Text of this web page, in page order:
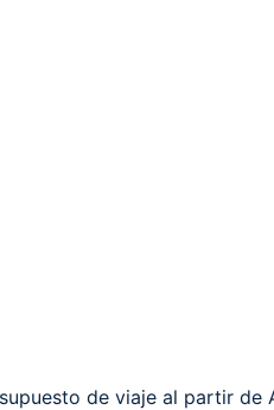
de viaje al partir de